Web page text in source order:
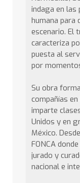
indaga en las
humana para
escenario. El
caracteriza
puesta al
por
Su obra
compañías
imparte
Unidos y en
México.
FONCA
jurado y
nacional e